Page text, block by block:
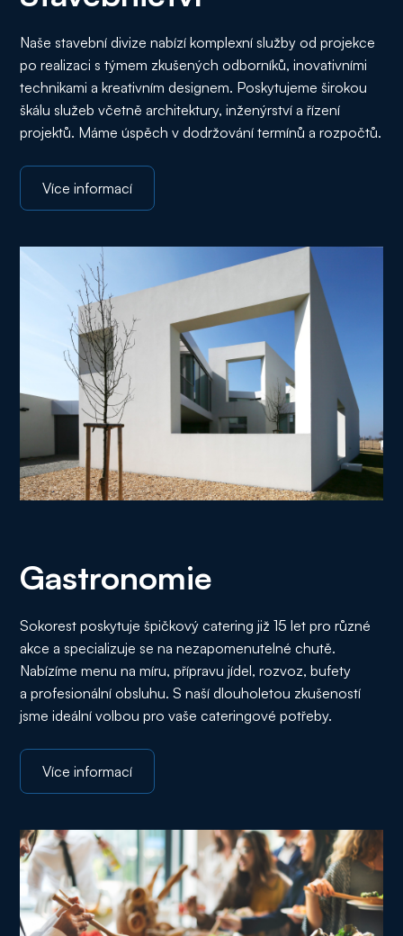
Naše stavební divize nabízí komplexní služby od projekce
po realizaci s týmem zkušených odborníků, inovativními
technikami a kreativním designem. Poskytujeme širokou
škálu služeb včetně architektury, inženýrství a řízení
projektů. Máme úspěch v dodržování termínů a rozpočtů.
Více informací
Gastronomie
Sokorest poskytuje špičkový catering již 15 let pro různé
akce a specializuje se na nezapomenutelné chutě.
Nabízíme menu na míru, přípravu jídel, rozvoz, bufety
a profesionální obsluhu. S naší dlouholetou zkušeností
jsme ideální volbou pro vaše cateringové potřeby.
Více informací